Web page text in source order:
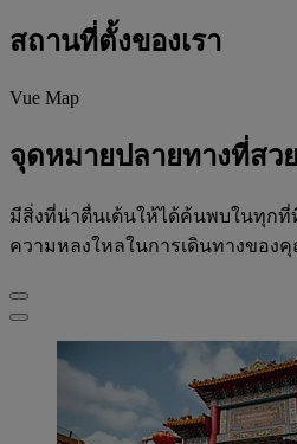
สถานที่ตั้งของเรา
Vue Map
จุดหมายปลายทางที่สว
มีสิ่งที่น่าตื่นเต้นให้ได้ค้นพบในทุกที่
ความหลงใหลในการเดินทางของ